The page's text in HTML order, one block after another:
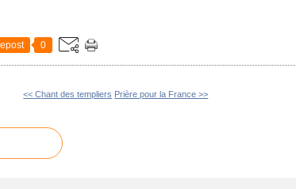
0
<< Chant des templiers Prière pour la France >>